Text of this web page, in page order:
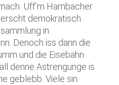
Uff’m Hambacher
demokratisch
in
Denoch iss dann die
und die Eisebahn
denne Astrengunge is
geblebb. Viele sin